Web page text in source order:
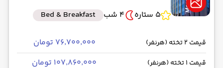
5 ستاره
4 شب Bed & Breakfast
قیمت 2 تخته (هرنفر) ۷۶٬۷۰۰٬۰۰۰ تومان
قیمت 1 تخته (هرنفر) ۱۰۷٬۸۶۰٬۰۰۰ تومان